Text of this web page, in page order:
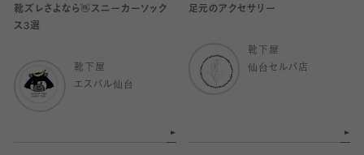
靴ズレさよなら👋スニーカーソック
ス3選
靴下屋
エスパル仙台
足元のアクセサリー
靴下屋
仙台セルバ店